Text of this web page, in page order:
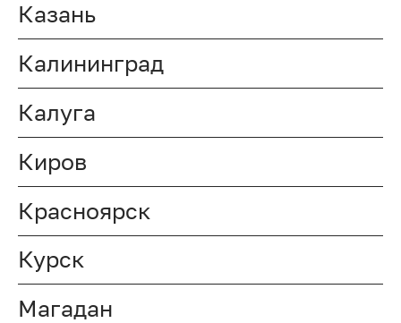
Казань
Калининград
Калуга
Киров
Красноярск
Курск
Магадан